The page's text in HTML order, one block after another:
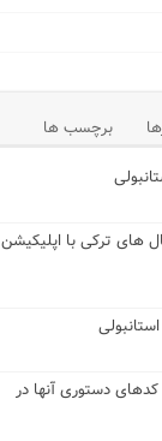
برچسب ها
های ترکی با اپلیکیشن
دستوری آنها در